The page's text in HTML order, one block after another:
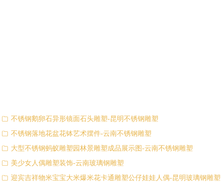
ꁥ 不锈钢鹅卵石异形镜面石头雕塑-昆明不锈钢雕塑
ꁥ 不锈钢落地花盆花钵艺术摆件-云南不锈钢雕塑
ꁥ 大型不锈钢蚂蚁雕塑园林景雕塑成品展示图-云南不锈钢雕塑
ꁥ 美少女人偶雕塑装饰-云南玻璃钢雕塑
ꁥ 迎宾吉祥物米宝宝大米爆米花卡通雕塑公仔娃娃人偶-昆明玻璃钢雕塑